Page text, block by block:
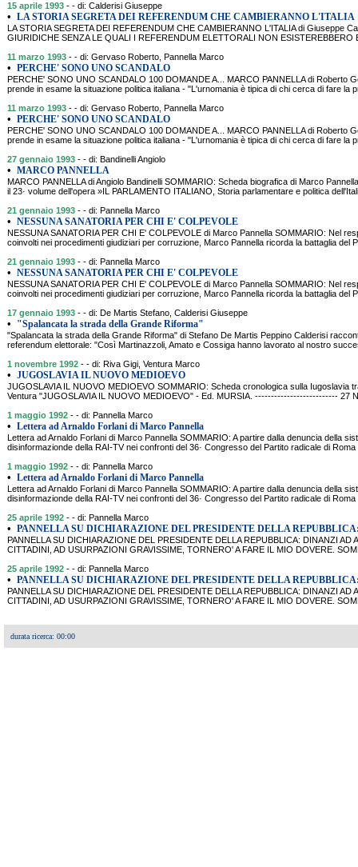
15 aprile 1993 - - di: Calderisi Giuseppe
• LA STORIA SEGRETA DEI REFERENDUM CHE CAMBIERANNO L'ITALIA
LA STORIA SEGRETA DEI REFERENDUM CHE CAMBIERANNO L'ITALIA di Giuseppe
GIURIDICHE SENZA LE QUALI I REFERENDUM ELETTORALI NON
11 marzo 1993 - - di: Gervaso Roberto, Pannella Marco
• PERCHE' SONO UNO SCANDALO
PERCHE' SONO UNO SCANDALO 100 DOMANDE A... MARCO PANNELLA di Roberto
prende in esame la situazione politica italiana - "L'urnomania è tipica di chi cerca di fare la
11 marzo 1993 - - di: Gervaso Roberto, Pannella Marco
• PERCHE' SONO UNO SCANDALO
PERCHE' SONO UNO SCANDALO 100 DOMANDE A... MARCO PANNELLA di Roberto
prende in esame la situazione politica italiana - "L'urnomania è tipica di chi cerca di fare la
27 gennaio 1993 - - di: Bandinelli Angiolo
• MARCO PANNELLA
MARCO PANNELLA di Angiolo Bandinelli SOMMARIO: Scheda biografica di Marco
il 23· volume dell'opera »IL PARLAMENTO ITALIANO, Storia parlamentare e politica
21 gennaio 1993 - - di: Pannella Marco
• NESSUNA SANATORIA PER CHI E' COLPEVOLE
NESSUNA SANATORIA PER CHI E' COLPEVOLE di Marco Pannella SOMMARIO: Nel
coinvolti nei procedimenti giudiziari per corruzione, Marco Pannella ricorda la battaglia del
21 gennaio 1993 - - di: Pannella Marco
• NESSUNA SANATORIA PER CHI E' COLPEVOLE
NESSUNA SANATORIA PER CHI E' COLPEVOLE di Marco Pannella SOMMARIO: Nel
coinvolti nei procedimenti giudiziari per corruzione, Marco Pannella ricorda la battaglia del
17 gennaio 1993 - - di: De Martis Stefano, Calderisi Giuseppe
• "Spalancata la strada della Grande Riforma"
"Spalancata la strada della Grande Riforma" di Stefano De Martis Peppino Calderisi
referendum elettorale: "Così Martinazzoli, Amato e Cossiga hanno lavorato al nostro
1 novembre 1992 - - di: Riva Gigi, Ventura Marco
• JUGOSLAVIA IL NUOVO MEDIOEVO
JUGOSLAVIA IL NUOVO MEDIOEVO SOMMARIO: Scheda cronologica sulla Iugoslavia
Ventura "JUGOSLAVIA IL NUOVO MEDIOEVO" - Ed. MURSIA. -------------------------- 27
1 maggio 1992 - - di: Pannella Marco
• Lettera ad Arnaldo Forlani di Marco Pannella
Lettera ad Arnaldo Forlani di Marco Pannella SOMMARIO: A partire dalla denuncia della
disinformazionde della RAI-TV nei confronti del 36· Congresso del Partito radicale di
1 maggio 1992 - - di: Pannella Marco
• Lettera ad Arnaldo Forlani di Marco Pannella
Lettera ad Arnaldo Forlani di Marco Pannella SOMMARIO: A partire dalla denuncia della
disinformazionde della RAI-TV nei confronti del 36· Congresso del Partito radicale di
25 aprile 1992 - - di: Pannella Marco
• PANNELLA SU DICHIARAZIONE DEL PRESIDENTE DELLA
PANNELLA SU DICHIARAZIONE DEL PRESIDENTE DELLA REPUBBLICA: DINANZI AD
CITTADINI, AD USURPAZIONI GRAVISSIME, TORNERO' A FARE IL MIO DOVERE.
25 aprile 1992 - - di: Pannella Marco
• PANNELLA SU DICHIARAZIONE DEL PRESIDENTE DELLA
PANNELLA SU DICHIARAZIONE DEL PRESIDENTE DELLA REPUBBLICA: DINANZI AD
CITTADINI, AD USURPAZIONI GRAVISSIME, TORNERO' A FARE IL MIO DOVERE.
durata ricerca: 00:00